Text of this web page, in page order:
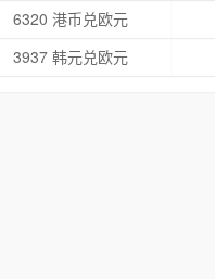
6320 港币兑欧元
3937 韩元兑欧元